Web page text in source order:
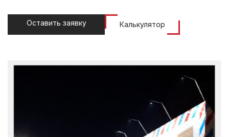
Оставить заявку Калькулятор